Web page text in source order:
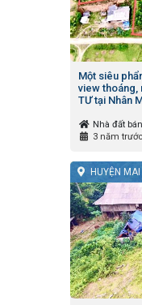
Một siêu
view thoáng,
TƯ tại Nhân
Nhà đất bán
3 năm trước
HUYỆN